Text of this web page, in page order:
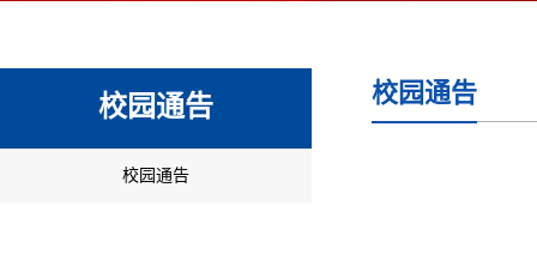
校园通告
校园通告
校园通告